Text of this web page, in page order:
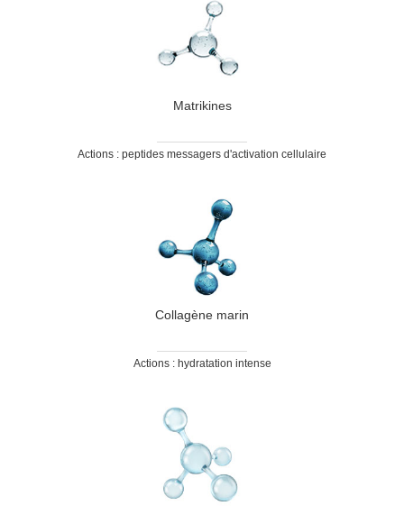
Matrikines
Actions : peptides messagers d'activation cellulaire
Collagène marin
Actions : hydratation intense